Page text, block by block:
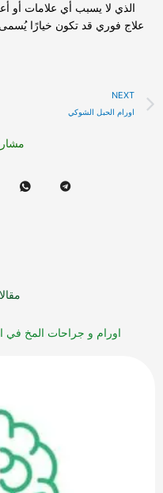
الذي لا يسبب أي علامات أو
علاج فوري قد تكون خيارًا يُسمى
NEXT
اورام الحبل الشوكي
اورام و جراحات المخ في